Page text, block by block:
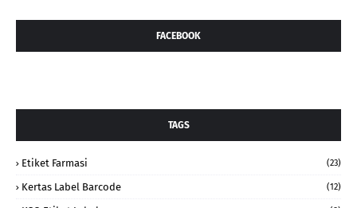
FACEBOOK
TAGS
Etiket Farmasi (23)
Kertas Label Barcode (12)